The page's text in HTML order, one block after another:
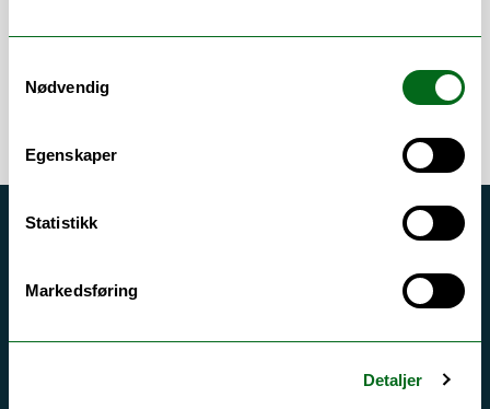
Nødvendig
Egenskaper
Statistikk
Markedsføring
Detaljer
Akutt hjelp
Sikkerhet, beredskap og personvern